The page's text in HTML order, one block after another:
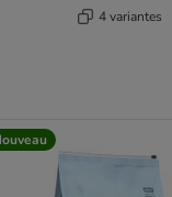
4 variantes